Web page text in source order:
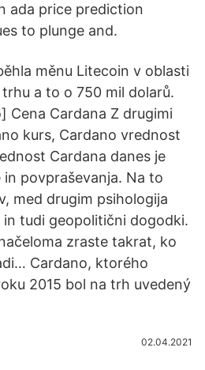
ada price prediction
to plunge and.
měnu Litecoin v oblasti
a to o 750 mil dolarů.
Cena Cardana Z drugimi
kurs, Cardano vrednost
Cardana danes je
povpraševanja. Na to
med drugim psihologija
tudi geopolitični dogodki.
zraste takrat, ko
Cardano, ktorého
2015 bol na trh uvedený
02.04.2021